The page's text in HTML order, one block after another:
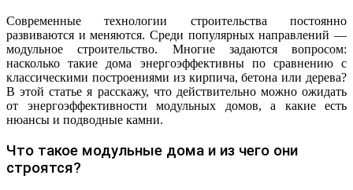
Современные технологии строительства постоянно
развиваются и меняются. Среди популярных направлений —
модульное строительство. Многие задаются вопросом:
насколько такие дома энергоэффективны по сравнению с
классическими построениями из кирпича, бетона или дерева?
В этой статье я расскажу, что действительно можно ожидать
от энергоэффективности модульных домов, а какие есть
нюансы и подводные камни.
Что такое модульные дома и из чего они
строятся?